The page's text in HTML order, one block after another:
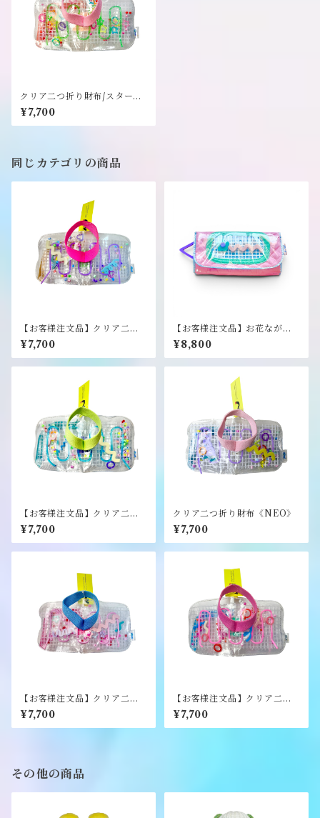
クリア二つ折り財布/スター丸×
ピンク《NEO》
¥7,700
同じカテゴリの商品
【お客様注文品】クリア二つ
折り財布《NEO》
¥7,700
【お客様注文品】お花なが財
布《NEO》
¥8,800
【お客様注文品】クリア二つ
折り財布《NEO》
¥7,700
クリア二つ折り財布《NEO》
¥7,700
【お客様注文品】クリア二つ
折り財布《NEO》
¥7,700
【お客様注文品】クリア二つ
折り財布《NEO》
¥7,700
その他の商品